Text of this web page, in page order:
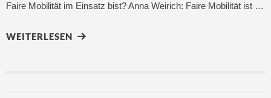
Faire Mobilität im Einsatz bist? Anna Weirich: Faire Mobilität ist …
WEITERLESEN